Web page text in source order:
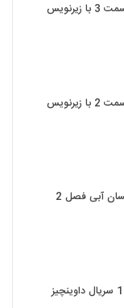
سریال ردیاب قسمت 3 با زیرنویس
سریال ردیاب قسمت 2 با زیرنویس
دانلود سریال نیسان آبی فصل 2